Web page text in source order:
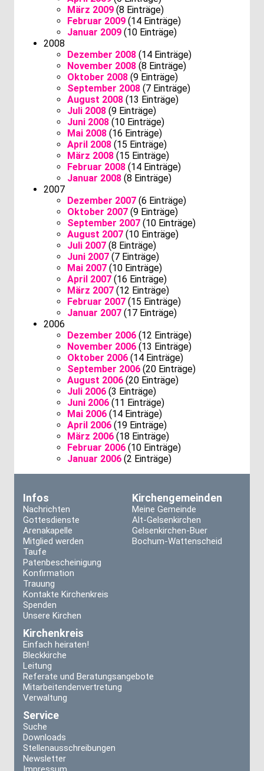
März 2009 (8 Einträge)
Februar 2009 (14 Einträge)
Januar 2009 (10 Einträge)
2008
Dezember 2008 (14 Einträge)
November 2008 (8 Einträge)
Oktober 2008 (9 Einträge)
September 2008 (7 Einträge)
August 2008 (13 Einträge)
Juli 2008 (9 Einträge)
Juni 2008 (10 Einträge)
Mai 2008 (16 Einträge)
April 2008 (15 Einträge)
März 2008 (15 Einträge)
Februar 2008 (14 Einträge)
Januar 2008 (8 Einträge)
2007
Dezember 2007 (6 Einträge)
Oktober 2007 (9 Einträge)
September 2007 (10 Einträge)
August 2007 (10 Einträge)
Juli 2007 (8 Einträge)
Juni 2007 (7 Einträge)
Mai 2007 (10 Einträge)
April 2007 (16 Einträge)
März 2007 (12 Einträge)
Februar 2007 (15 Einträge)
Januar 2007 (17 Einträge)
2006
Dezember 2006 (12 Einträge)
November 2006 (13 Einträge)
Oktober 2006 (14 Einträge)
September 2006 (20 Einträge)
August 2006 (20 Einträge)
Juli 2006 (3 Einträge)
Juni 2006 (11 Einträge)
Mai 2006 (14 Einträge)
April 2006 (19 Einträge)
März 2006 (18 Einträge)
Februar 2006 (10 Einträge)
Januar 2006 (2 Einträge)
Infos
Nachrichten
Gottesdienste
Arenakapelle
Mitglied werden
Taufe
Patenbescheinigung
Konfirmation
Trauung
Kontakte Kirchenkreis
Spenden
Unsere Kirchen
Kirchengemeinden
Meine Gemeinde
Alt-Gelsenkirchen
Gelsenkirchen-Buer
Bochum-Wattenscheid
Kirchenkreis
Einfach heiraten!
Bleckkirche
Leitung
Referate und Beratungsangebote
Mitarbeitendenvertretung
Verwaltung
Service
Suche
Downloads
Stellenausschreibungen
Newsletter